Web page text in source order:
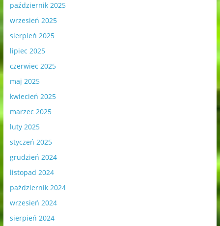
październik 2025
wrzesień 2025
sierpień 2025
lipiec 2025
czerwiec 2025
maj 2025
kwiecień 2025
marzec 2025
luty 2025
styczeń 2025
grudzień 2024
listopad 2024
październik 2024
wrzesień 2024
sierpień 2024